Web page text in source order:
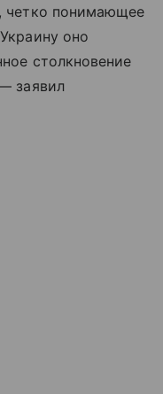
четко понимающее
оно
столкновение
заявил